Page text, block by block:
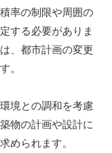
率の制限や周囲の
する必要がありま
、都市計画の変更
。
境との調和を考慮
物の計画や設計に
められます。